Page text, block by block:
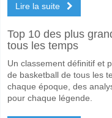
Lire la suite
Top 10 des plus
tous les temps
Un classement définitif et
de basketball de tous les
chaque époque, des
pour chaque légende.